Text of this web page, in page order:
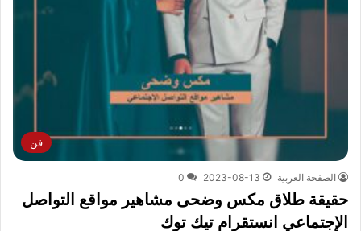
فن
الصفحة العربية 2023-08-13
0
حقيقة طلاق مكس وضحى مشاهير مواقع التواصل
الإجتماعي انستقرام تيك توك